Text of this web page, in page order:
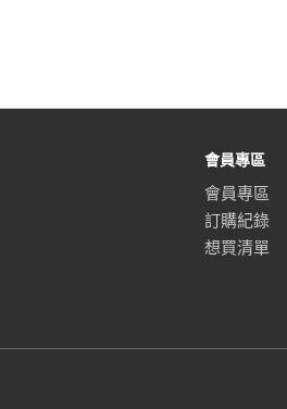
會員專區
會員專區
訂購紀錄
想買清單